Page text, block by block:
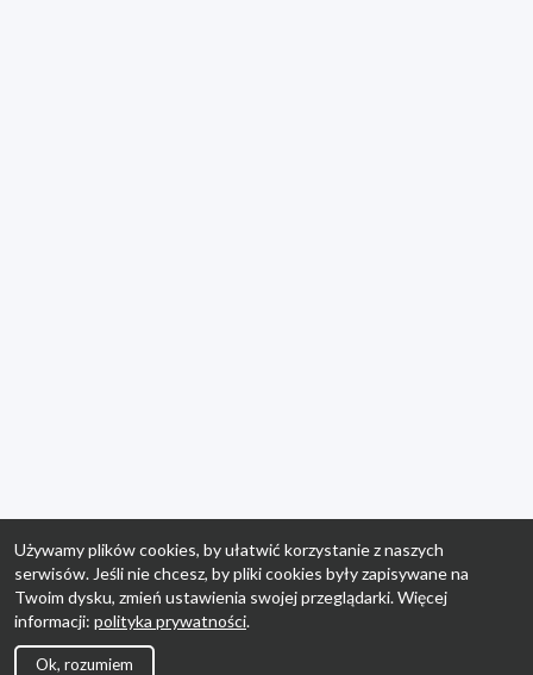
Używamy plików cookies, by ułatwić korzystanie z naszych
serwisów. Jeśli nie chcesz, by pliki cookies były zapisywane na
Twoim dysku, zmień ustawienia swojej przeglądarki. Więcej
informacji: polityka prywatności.
Ok, rozumiem